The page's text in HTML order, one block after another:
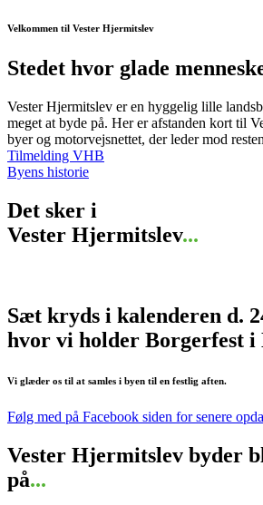
Velkommen til Vester Hjermitslev
Stedet hvor glade
Vester Hjermitslev er en hyggelig lille
meget at byde på. Her er afstanden kort til
byer og motorvejsnettet, der leder mod
Tilmelding VHB
Byens historie
Det sker i
Vester Hjermitslev...
Sæt kryds i kalenderen d.
hvor vi holder Borgerfest i
Vi glæder os til at samles i byen til en festlig aften.
Følg med på Facebook siden for senere
Vester Hjermitslev byder
på...